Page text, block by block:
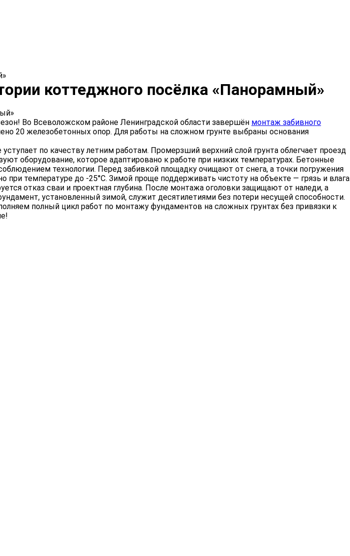
коттеджного посёлка «Панорамный»
Во Всеволожском районе Ленинградской области завершён монтаж забивного
20 железобетонных опор. Для работы на сложном грунте выбраны основания
по качеству летним работам. Промерзший верхний слой грунта облегчает проезд
оборудование, которое адаптировано к работе при низких температурах. Бетонные
технологии. Перед забивкой площадку очищают от снега, а точки погружения
температуре до -25°C. Зимой проще поддерживать чистоту на объекте — грязь и влага
отказ сваи и проектная глубина. После монтажа оголовки защищают от наледи, а
установленный зимой, служит десятилетиями без потери несущей способности.
полный цикл работ по монтажу фундаментов на сложных грунтах без привязки к